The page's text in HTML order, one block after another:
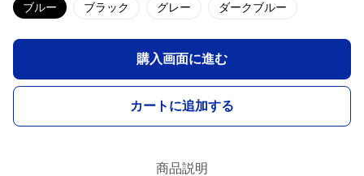
ブルー ブラック グレー ダークブルー
購入画面に進む
カートに追加する
商品説明